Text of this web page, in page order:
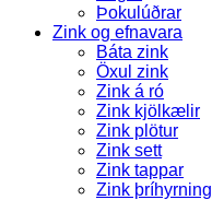
Þokulúðrar
Zink og efnavara
Báta zink
Öxul zink
Zink á ró
Zink kjölkælir
Zink plötur
Zink sett
Zink tappar
Zink